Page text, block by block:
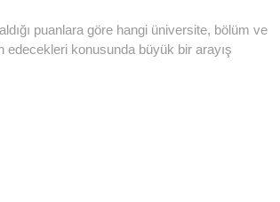
puanlara göre hangi üniversite, bölüm ve
edecekleri konusunda büyük bir arayış